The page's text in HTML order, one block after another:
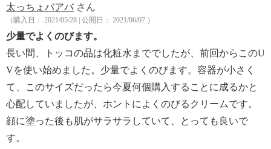
太っちょバアバさん
（購入日： 2021/05/28 | 公開日： 2021/06/07 ）
少量でよくのびます。
長い間、トッコの品は化粧水まででしたが、前回からこのU
Vを使い始めました。少量でよくのびます。容器が小さく
て、このサイズだったら今夏何個購入することに成るかと
心配していましたが、ホントによくのびるクリームです。
顔に塗った後も肌がサラサラしていて、とっても良いで
す。